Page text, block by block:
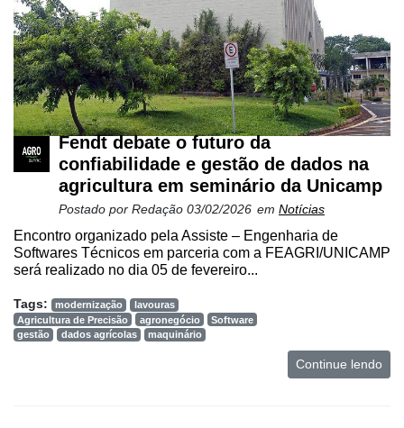
Fendt debate o futuro da
confiabilidade e gestão de dados na
agricultura em seminário da Unicamp
Postado por Redação 03/02/2026 em Notícias
Encontro organizado pela Assiste – Engenharia de
Softwares Técnicos em parceria com a FEAGRI/UNICAMP
será realizado no dia 05 de fevereiro...
Tags: modernização
lavouras
Agricultura de Precisão
agronegócio
Software
gestão
dados agrícolas maquinário
Continue lendo